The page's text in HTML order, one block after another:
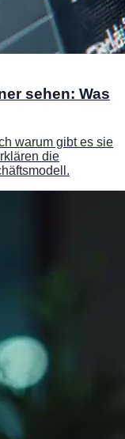
sehen: Was
warum gibt es sie
die